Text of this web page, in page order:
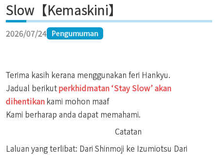
Slow【Kemaskini】
2026/07/24 Pengumuman
Terima kasih kerana menggunakan feri Hankyu.
Jadual berikutperkhidmatan ‘Stay Slow’ akan
dihentikan kami mohon maaf
Kami berharap anda dapat memahami.
Catatan
Laluan yang terlibat: Dari Shinmoji ke Izumiotsu Dari